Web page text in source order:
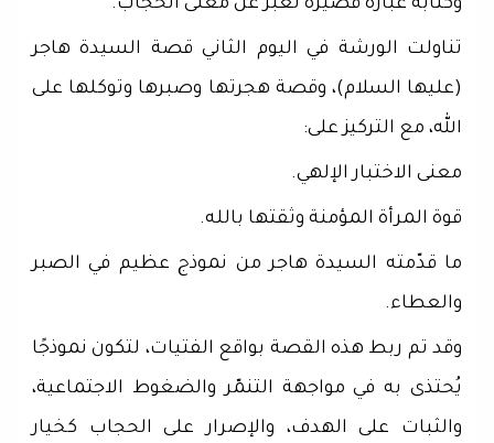
وكتابة عبارة قصيرة تعبّر عن معنى الحجاب.
تناولت الورشة في اليوم الثاني قصة السيدة هاجر
(عليها السلام)، وقصة هجرتها وصبرها وتوكلها على
الله، مع التركيز على:
معنى الاختبار الإلهي.
قوة المرأة المؤمنة وثقتها بالله.
ما قدّمته السيدة هاجر من نموذج عظيم في الصبر
والعطاء.
وقد تم ربط هذه القصة بواقع الفتيات، لتكون نموذجًا
يُحتذى به في مواجهة التنمّر والضغوط الاجتماعية،
والثبات على الهدف، والإصرار على الحجاب كخيار